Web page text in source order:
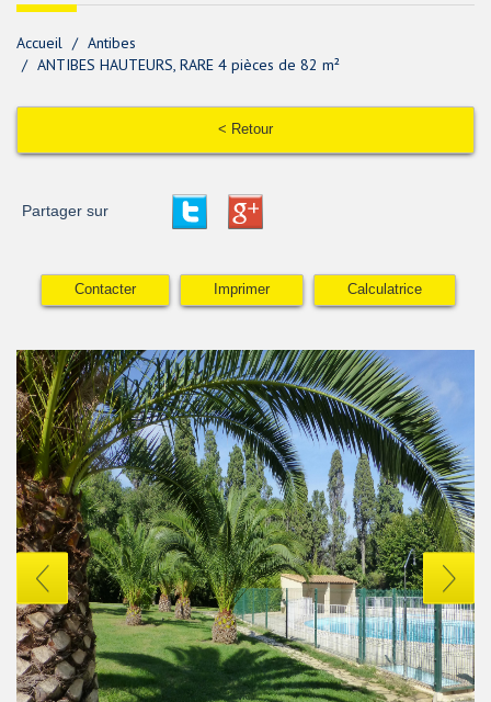
Accueil
Antibes
ANTIBES HAUTEURS, RARE 4 pièces de 82 m²
< Retour
Partager sur
Contacter Imprimer Calculatrice